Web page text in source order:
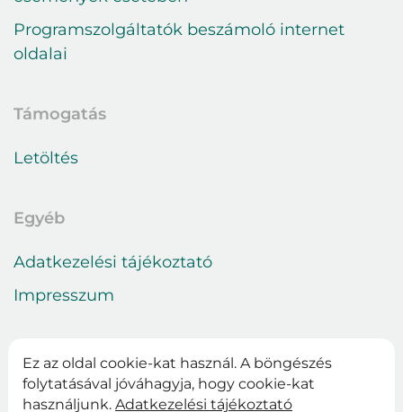
Ez az oldal cookie-kat használ. A böngészés
folytatásával jóváhagyja, hogy cookie-kat
használjunk. Adatkezelési tájékoztató
Programszolgáltatók beszámoló internet
oldalai
Támogatás
Letöltés
Egyéb
Adatkezelési tájékoztató
Impresszum